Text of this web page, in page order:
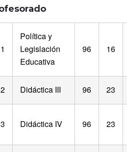
Política y
Legislación
Educativa
96 16
Didáctica III 96 23
Didáctica IV 96 23